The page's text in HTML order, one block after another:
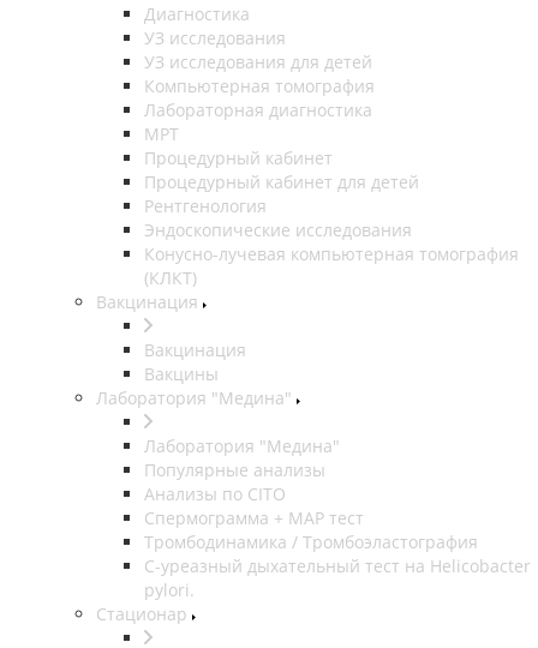
Диагностика
УЗ исследования
УЗ исследования для детей
Компьютерная томография
Лабораторная диагностика
МРТ
Процедурный кабинет
Процедурный кабинет для детей
Рентгенология
Эндоскопические исследования
Конусно-лучевая компьютерная томография
(КЛКТ)
Вакцинация
Вакцинация
Вакцины
Лаборатория "Медина"
Лаборатория "Медина"
Популярные анализы
Анализы по CITO
Спермограмма + МАР тест
Тромбодинамика / Тромбоэластография
С-уреазный дыхательный тест на Helicobacter
pylori.
Стационар